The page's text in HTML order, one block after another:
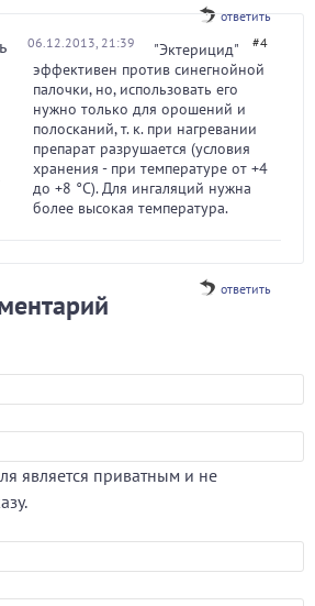
ответить
06.12.2013, 21:39 #4
"Эктерицид"
эффективен против синегнойной
палочки, но, использовать его
нужно только для орошений и
полосканий, т. к. при нагревании
препарат разрушается (условия
хранения - при температуре от +4
до +8 °С). Для ингаляций нужна
более высокая температура.
ответить
является приватным и не